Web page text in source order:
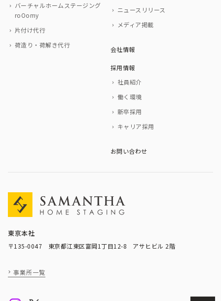
東京本社
〒135-0047 東京都江東区富岡1丁目12-8 アサヒビル 2階
事業所一覧
バーチャルホームステージング
roOomy
片付け代行
荷造り・荷解き代行
ニュースリリース
メディア掲載
会社情報
採用情報
社員紹介
働く環境
新卒採用
キャリア採用
お問い合わせ